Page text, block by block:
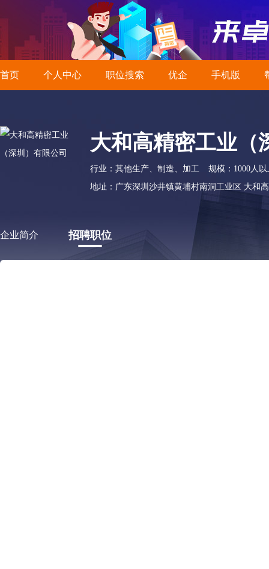
首页 个人中心 职位搜索 优企 手机版
大和高精密工业（
行业：其他生产、制造、加工
规模：1000人以
地址：广东深圳沙井镇黄埔村南洞工业区 大和
企业简介 招聘职位